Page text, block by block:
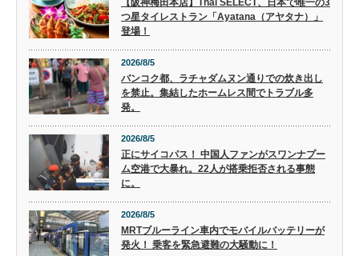
つ星タイレストラン「Ayatana（アヤタナ）」
登場！
2026/8/5
バンコク都、ラチャダムヌン通りでの炊き出し
を禁止。集結したホームレス間でトラブル多
発。
2026/8/5
正にサイコパス！ 中国人ファンがスワンナプー
ム空港で大暴れ。22人が搭乗拒否される事態
に。
2026/8/5
MRTブルーライン車内でモバイルバッテリーが
発火！ 乗客を緊急避難の大騒動に！